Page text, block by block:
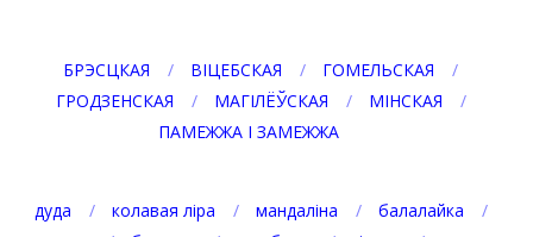
БРЭСЦКАЯ ВІЦЕБСКАЯ
ГОМЕЛЬСКАЯ
ГРОДЗЕНСКАЯ
МАГІЛЁЎСКАЯ
МІНСКАЯ
ПАМЕЖЖА І ЗАМЕЖЖА
дуда колавая ліра мандаліна
балалайка